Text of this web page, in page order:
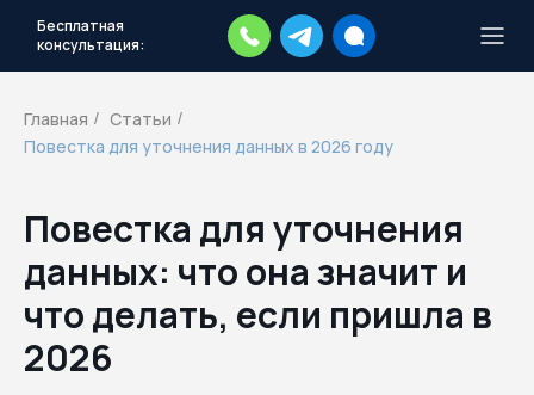
Бесплатная
консультация:
Главная / Статьи /
Повестка для уточнения данных в 2026 году
Повестка для уточнения
данных: что она значит и
что делать, если пришла в
2026
каждый день.
действий